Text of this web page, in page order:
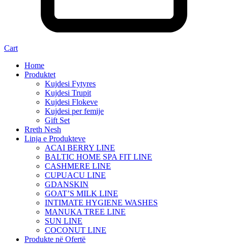
Cart
Home
Produktet
Kujdesi Fytyres
Kujdesi Trupit
Kujdesi Flokeve
Kujdesi per femije
Gift Set
Rreth Nesh
Linja e Produkteve
ACAI BERRY LINE
BALTIC HOME SPA FIT LINE
CASHMERE LINE
CUPUACU LINE
GDANSKIN
GOAT’S MILK LINE
INTIMATE HYGIENE WASHES
MANUKA TREE LINE
SUN LINE
COCONUT LINE
Produkte në Ofertë